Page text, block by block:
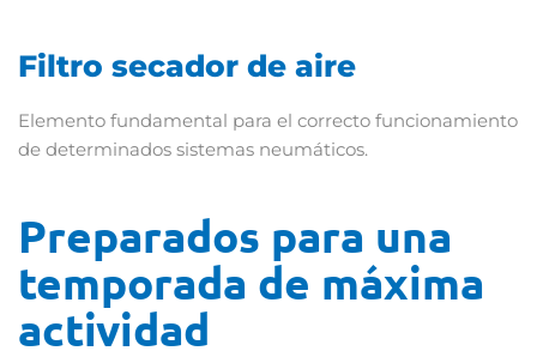
Filtro secador de aire
Elemento fundamental para el correcto funcionamiento
de determinados sistemas neumáticos.
Preparados para una
temporada de máxima
actividad